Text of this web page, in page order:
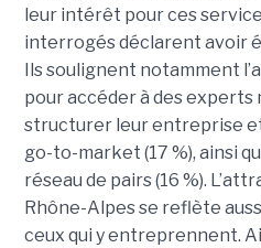
leur intérêt pour ces
interrogés déclarent avoir
Ils soulignent notamment
pour accéder à des experts
structurer leur entreprise
go-to-market (17 %), ainsi
réseau de pairs (16 %).
Rhône-Alpes se reflète
ceux qui y entreprennent.